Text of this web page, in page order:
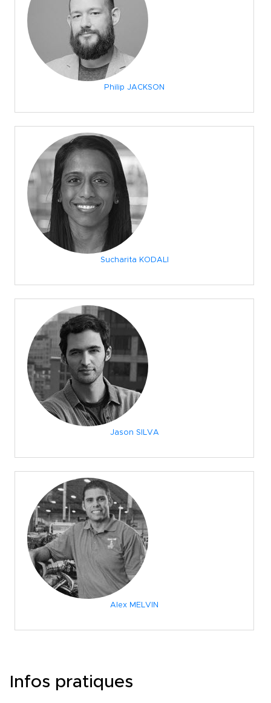
Philip JACKSON
Sucharita KODALI
Jason SILVA
Alex MELVIN
Infos pratiques